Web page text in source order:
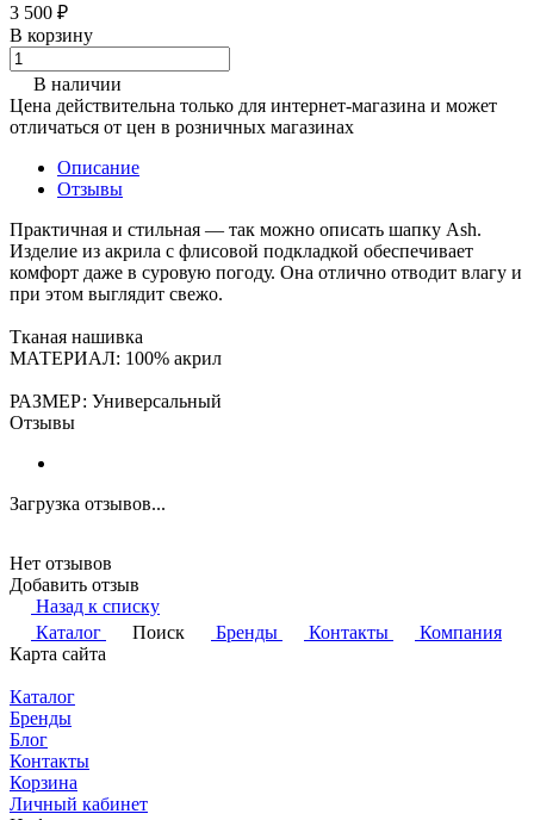
3 500 ₽
В корзину
В наличии
Цена действительна только для интернет-магазина и может
отличаться от цен в розничных магазинах
Описание
Отзывы
Практичная и стильная — так можно описать шапку Ash.
Изделие из акрила с флисовой подкладкой обеспечивает
комфорт даже в суровую погоду. Она отлично отводит влагу и
при этом выглядит свежо.
Тканая нашивка
МАТЕРИАЛ: 100% акрил
РАЗМЕР: Универсальный
Отзывы
Загрузка отзывов...
Нет отзывов
Добавить отзыв
Назад к списку
Каталог
Поиск Бренды Контакты
Компания
Карта сайта
Каталог
Бренды
Блог
Контакты
Корзина
Личный кабинет